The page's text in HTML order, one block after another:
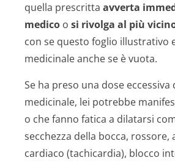
quella prescritta avverta
medico o si rivolga al più
con se questo foglio illustrativo
medicinale anche se è vuota.
Se ha preso una dose eccessiva
medicinale, lei potrebbe
o che fanno fatica a dilatarsi
secchezza della bocca,
cardiaco (tachicardia), blocco